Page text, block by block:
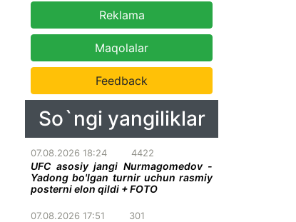
Reklama
Maqolalar
Feedback
So`ngi yangiliklar
07.08.2026 18:24 4422
UFC asosiy jangi Nurmagomedov -
Yadong bo'lgan turnir uchun rasmiy
posterni elon qildi + FOTO
07.08.2026 17:51 301